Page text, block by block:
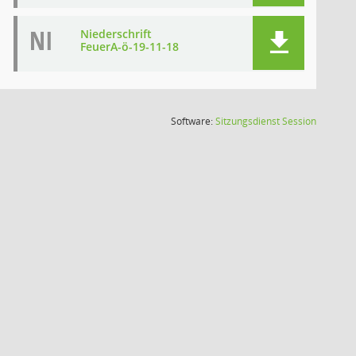
NI
Niederschrift
FeuerA-ö-19-11-18
Software:SitzungsdienstSession(Wird in